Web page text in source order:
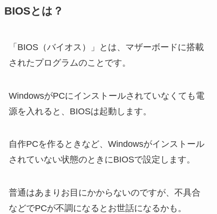
BIOSとは？
「BIOS（バイオス）」とは、マザーボードに搭載
されたプログラムのことです。
WindowsがPCにインストールされていなくても電
源を入れると、BIOSは起動します。
自作PCを作るときなど、Windowsがインストール
されていない状態のときにBIOSで設定します。
普通はあまりお目にかからないのですが、不具合
などでPCが不調になるとお世話になるかも。